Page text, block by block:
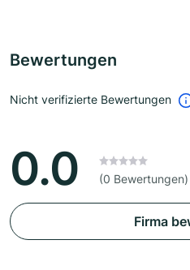
Bewertungen
Nicht verifizierte Bewertungen
0.0 (0 Bewertungen)
Firma